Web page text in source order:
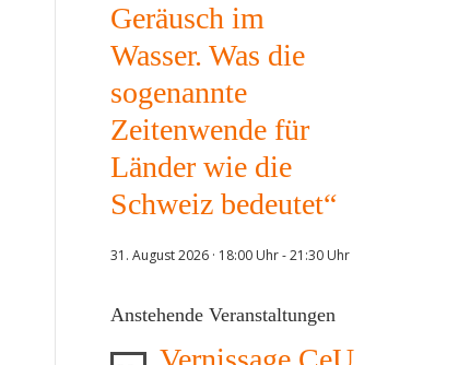
Geräusch im
Wasser. Was die
sogenannte
Zeitenwende für
Länder wie die
Schweiz bedeutet“
31. August 2026 · 18:00 Uhr-21:30 Uhr
Anstehende Veranstaltungen